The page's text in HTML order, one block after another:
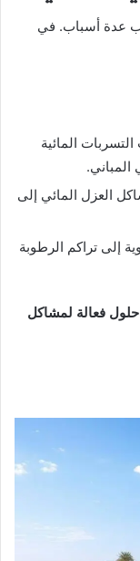
عدة أسباب. في
المائية
المباني.
العزل المائي إلى
إلى تراكم الرطوبة
حلول فعالة لمشاكل